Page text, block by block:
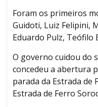
Foram os primeiros
Guidoti, Luiz Felipini,
Eduardo Pulz, Teófilo
O governo cuidou do
concedeu a abertura
parada da Estrada de
Estrada de Ferro